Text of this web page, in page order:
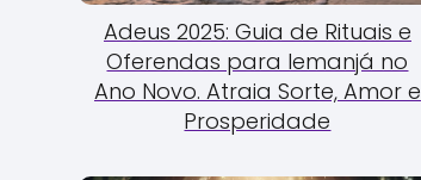
Adeus 2025: Guia de Rituais e
Oferendas para Iemanjá no
Ano Novo. Atraia Sorte, Amor e
Prosperidade